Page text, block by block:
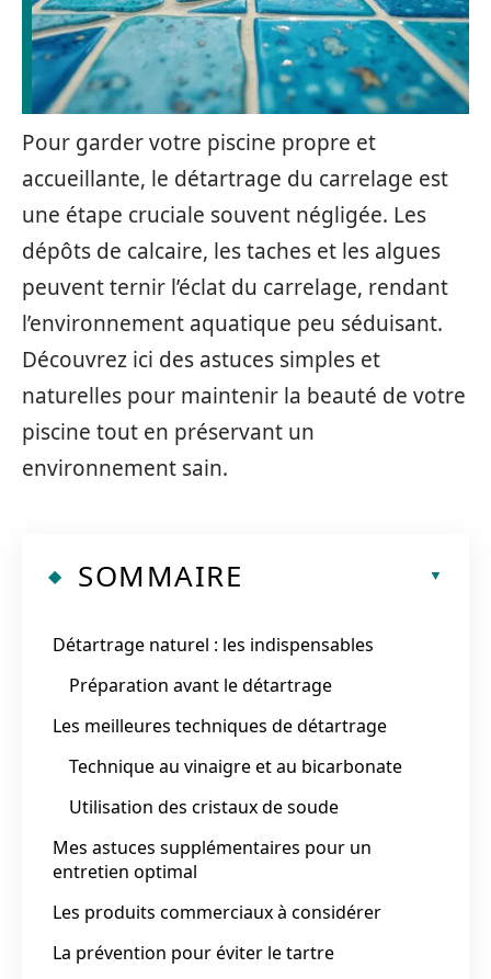
Pour garder votre piscine propre et
accueillante, le détartrage du carrelage est
une étape cruciale souvent négligée. Les
dépôts de calcaire, les taches et les algues
peuvent ternir l’éclat du carrelage, rendant
l’environnement aquatique peu séduisant.
Découvrez ici des astuces simples et
naturelles pour maintenir la beauté de votre
piscine tout en préservant un
environnement sain.
SOMMAIRE
Détartrage naturel : les indispensables
Préparation avant le détartrage
Les meilleures techniques de détartrage
Technique au vinaigre et au bicarbonate
Utilisation des cristaux de soude
Mes astuces supplémentaires pour un
entretien optimal
Les produits commerciaux à considérer
La prévention pour éviter le tartre